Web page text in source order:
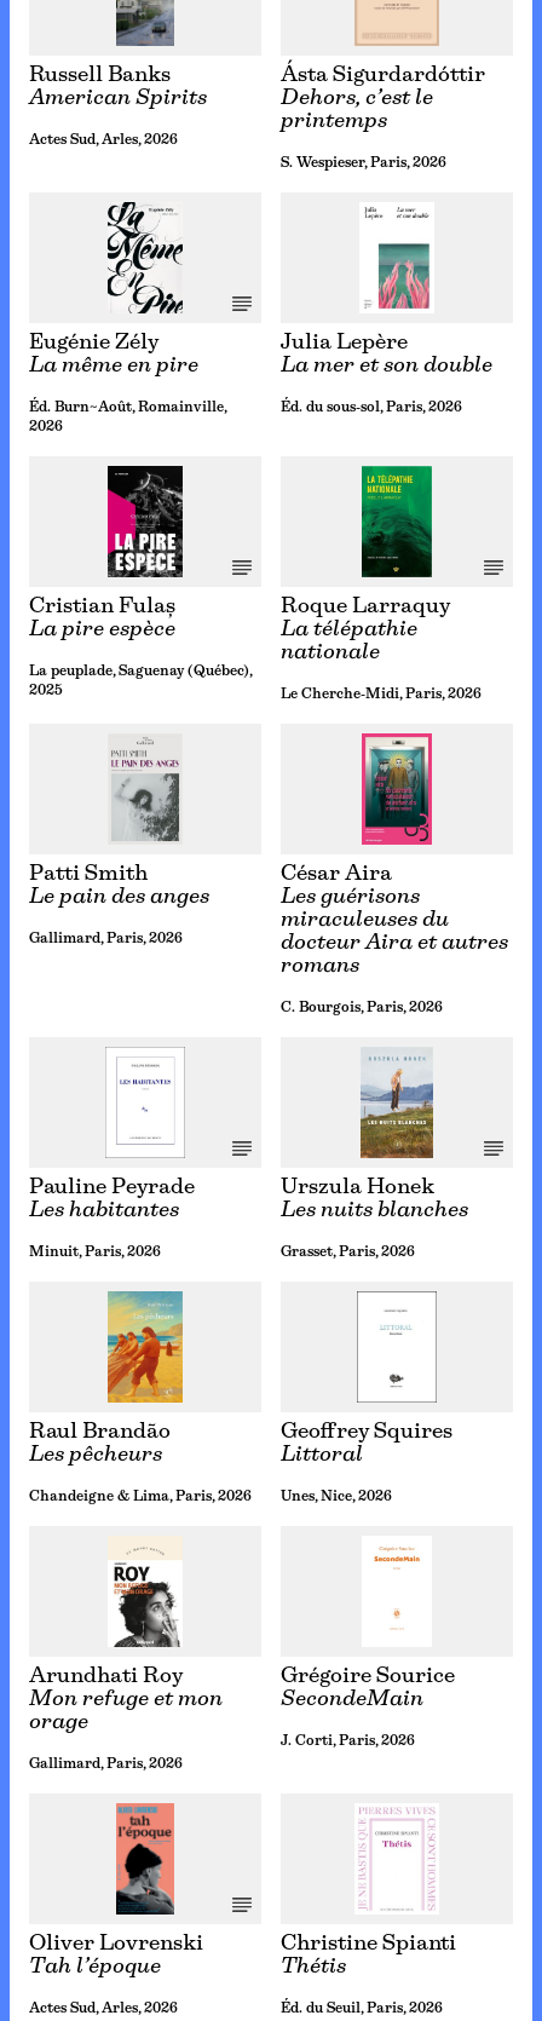
Russell Banks
American Spirits
Actes Sud, Arles, 2026
Ásta Sigurdardóttir
Dehors, c’est le
printemps
S. Wespieser, Paris, 2026
Eugénie Zély
La même en pire
Éd. Burn~Août, Romainville,
2026
Julia Lepère
La mer et son double
Éd. du sous-sol, Paris, 2026
Cristian Fulaș
La pire espèce
La peuplade, Saguenay (Québec),
2025
Roque Larraquy
La télépathie
nationale
Le Cherche-Midi, Paris, 2026
Patti Smith
Le pain des anges
Gallimard, Paris, 2026
César Aira
Les guérisons
miraculeuses du
docteur Aira et autres
romans
C. Bourgois, Paris, 2026
Pauline Peyrade
Les habitantes
Minuit, Paris, 2026
Urszula Honek
Les nuits blanches
Grasset, Paris, 2026
Raul Brandão
Les pêcheurs
Chandeigne & Lima, Paris, 2026
Geoffrey Squires
Littoral
Unes, Nice, 2026
Arundhati Roy
Mon refuge et mon
orage
Gallimard, Paris, 2026
Grégoire Sourice
SecondeMain
J. Corti, Paris, 2026
Oliver Lovrenski
Tah l’époque
Actes Sud, Arles, 2026
Christine Spianti
Thétis
Éd. du Seuil, Paris, 2026